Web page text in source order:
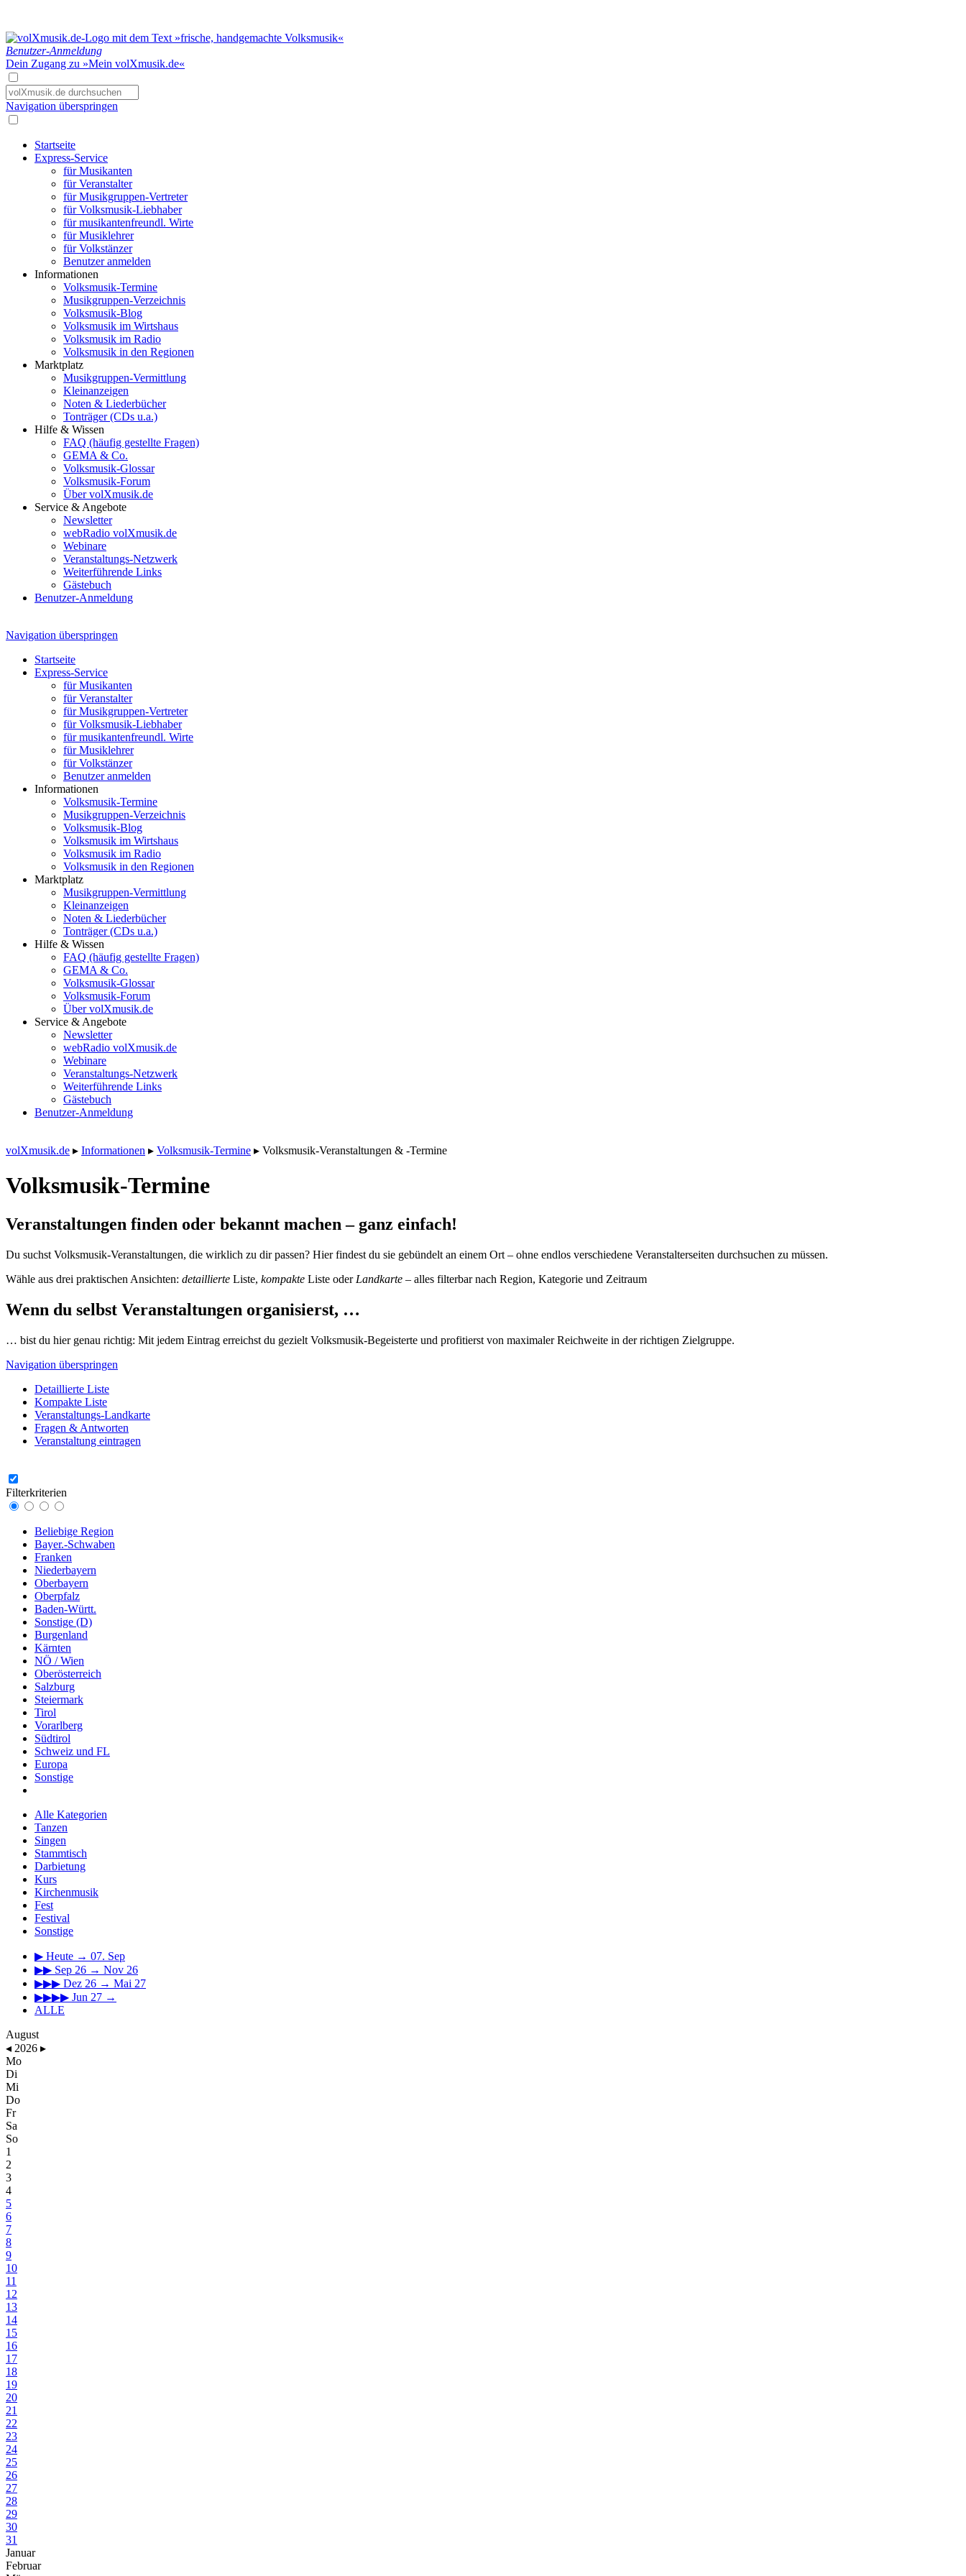
Benutzer-Anmeldung
Dein Zugang zu »Mein volXmusik.de«
Navigation überspringen
Startseite
Express-Service
für Musikanten
für Veranstalter
für Musikgruppen-Vertreter
für Volksmusik-Liebhaber
für musikantenfreundl. Wirte
für Musiklehrer
für Volkstänzer
Benutzer anmelden
Informationen
Volksmusik-Termine
Musikgruppen-Verzeichnis
Volksmusik-Blog
Volksmusik im Wirtshaus
Volksmusik im Radio
Volksmusik in den Regionen
Marktplatz
Musikgruppen-Vermittlung
Kleinanzeigen
Noten & Liederbücher
Tonträger (CDs u.a.)
Hilfe & Wissen
FAQ (häufig gestellte Fragen)
GEMA & Co.
Volksmusik-Glossar
Volksmusik-Forum
Über volXmusik.de
Service & Angebote
Newsletter
webRadio volXmusik.de
Webinare
Veranstaltungs-Netzwerk
Weiterführende Links
Gästebuch
Benutzer-Anmeldung
Navigation überspringen
Startseite
Express-Service
für Musikanten
für Veranstalter
für Musikgruppen-Vertreter
für Volksmusik-Liebhaber
für musikantenfreundl. Wirte
für Musiklehrer
für Volkstänzer
Benutzer anmelden
Informationen
Volksmusik-Termine
Musikgruppen-Verzeichnis
Volksmusik-Blog
Volksmusik im Wirtshaus
Volksmusik im Radio
Volksmusik in den Regionen
Marktplatz
Musikgruppen-Vermittlung
Kleinanzeigen
Noten & Liederbücher
Tonträger (CDs u.a.)
Hilfe & Wissen
FAQ (häufig gestellte Fragen)
GEMA & Co.
Volksmusik-Glossar
Volksmusik-Forum
Über volXmusik.de
Service & Angebote
Newsletter
webRadio volXmusik.de
Webinare
Veranstaltungs-Netzwerk
Weiterführende Links
Gästebuch
Benutzer-Anmeldung
volXmusik.de ▸ Informationen ▸ Volksmusik-Termine ▸ Volksmusik-Veranstaltungen & -Termine
Volksmusik-Termine
Veranstaltungen finden oder bekannt machen – ganz einfach!
Du suchst Volksmusik-Veranstaltungen, die wirklich zu dir passen? Hier findest du sie gebündelt an einem Ort – ohne endlos verschiedene Veranstalterseiten durchsuchen zu müssen.
Wähle aus drei praktischen Ansichten: detaillierte Liste, kompakte Liste oder Landkarte – alles filterbar nach Region, Kategorie und Zeitraum
Wenn du selbst Veranstaltungen organisierst, …
… bist du hier genau richtig: Mit jedem Eintrag erreichst du gezielt Volksmusik-Begeisterte und profitierst von maximaler Reichweite in der richtigen Zielgruppe.
Navigation überspringen
Detaillierte Liste
Kompakte Liste
Veranstaltungs-Landkarte
Fragen & Antworten
Veranstaltung eintragen
Filterkriterien
Beliebige Region
Bayer.-Schwaben
Franken
Niederbayern
Oberbayern
Oberpfalz
Baden-Württ.
Sonstige (D)
Burgenland
Kärnten
NÖ / Wien
Oberösterreich
Salzburg
Steiermark
Tirol
Vorarlberg
Südtirol
Schweiz und FL
Europa
Sonstige
Alle Kategorien
Tanzen
Singen
Stammtisch
Darbietung
Kurs
Kirchenmusik
Fest
Festival
Sonstige
▶ Heute → 07. Sep
▶▶ Sep 26 → Nov 26
▶▶▶ Dez 26 → Mai 27
▶▶▶▶ Jun 27 →
ALLE
August
◂ 2026 ▸
Mo
Di
Mi
Do
Fr
Sa
So
1
2
3
4
5
6
7
8
9
10
11
12
13
14
15
16
17
18
19
20
21
22
23
24
25
26
27
28
29
30
31
Januar
Februar